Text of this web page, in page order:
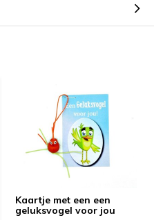
Kaartje met een een
geluksvogel voor jou